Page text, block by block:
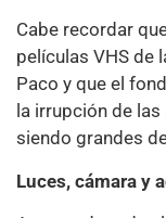
Cabe recordar
películas VHS de
Paco y que el
la irrupción de
siendo grandes
Luces, cámara y